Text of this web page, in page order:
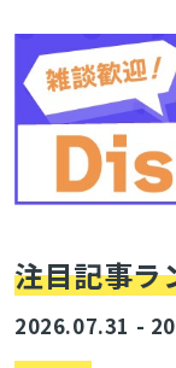
注目記事ラ
2026.07.31 -